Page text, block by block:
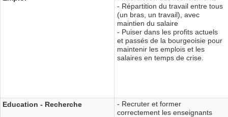
- Répartition du travail entre tous
(un bras, un travail), avec
maintien du salaire
- Puiser dans les profits actuels
et passés de la bourgeoisie pour
maintenir les emplois et les
salaires en temps de crise.
Education - Recherche
- Recruter et former
correctement les enseignants